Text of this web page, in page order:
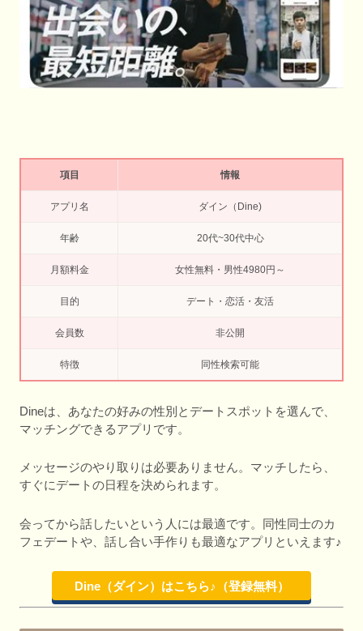
項目 情報
アプリ名 ダイン（Dine)
年齢 20代~30代中心
月額料金 女性無料・男性4980円～
目的 デート・恋活・友活
会員数 非公開
特徴 同性検索可能
Dineは、あなたの好みの性別とデートスポットを選んで、
マッチングできるアプリです。
メッセージのやり取りは必要ありません。マッチしたら、
すぐにデートの日程を決められます。
会ってから話したいという人には最適です。同性同士のカ
フェデートや、話し合い手作りも最適なアプリといえます♪
Dine（ダイン）はこちら♪（登録無料）